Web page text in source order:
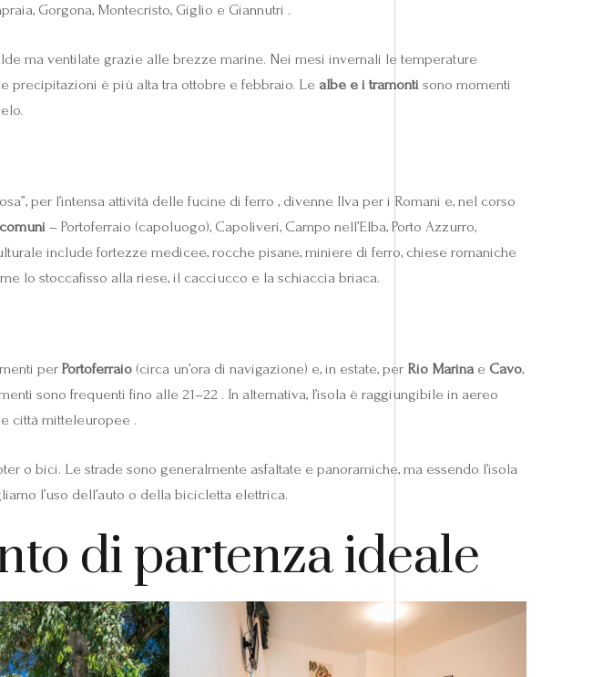
Gorgona, Montecristo, Giglio e Giannutri .
ma ventilate grazie alle brezze marine. Nei mesi invernali le temperature
precipitazioni è più alta tra ottobre e febbraio. Le albe e i tramonti sono momenti
per l’intensa attività delle fucine di ferro , divenne Ilva per i Romani e, nel corso
– Portoferraio (capoluogo), Capoliveri, Campo nell’Elba, Porto Azzurro,
include fortezze medicee, rocche pisane, miniere di ferro, chiese romaniche
lo stoccafisso alla riese, il cacciucco e la schiaccia briaca.
per Portoferraio (circa un’ora di navigazione) e, in estate, per Rio Marinae Cavo,
sono frequenti fino alle 21–22 . In alternativa, l’isola è raggiungibile in aereo
città mitteleuropee .
o bici. Le strade sono generalmente asfaltate e panoramiche, ma essendo l’isola
l’uso dell’auto o della bicicletta elettrica.
di partenza ideale